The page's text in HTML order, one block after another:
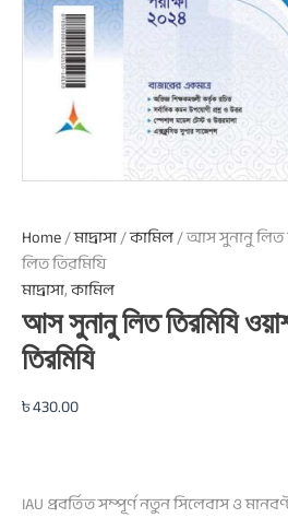
Home/মাদ্রাসা/কামিল/ আস সুনানু লিত
লিত তিরমিযি
মাদ্রাসা,কামিল
আস সুনানু লিত তিরমিযি
তিরমিযি
৳430.00
IAU প্রবর্তিত সম্পূর্ণ নতুন সিলেবাস ও